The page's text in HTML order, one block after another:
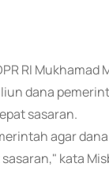
RI
dana
sasaran.
agar
kata